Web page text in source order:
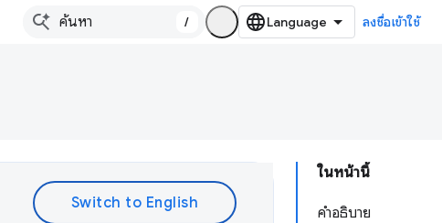
/ ลงชื่อเข้าใช้
ในหน้านี้
คำอธิบาย